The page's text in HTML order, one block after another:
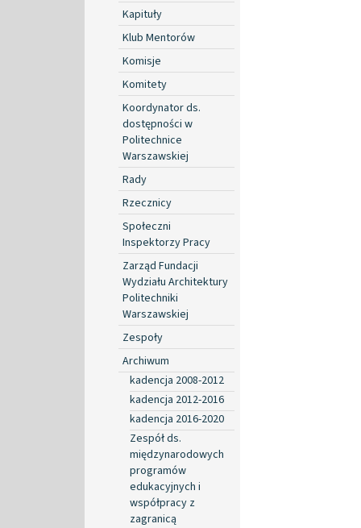
Kapituły
Klub Mentorów
Komisje
Komitety
Koordynator ds.
dostępności w
Politechnice
Warszawskiej
Rady
Rzecznicy
Społeczni
Inspektorzy Pracy
Zarząd Fundacji
Wydziału Architektury
Politechniki
Warszawskiej
Zespoły
Archiwum
kadencja 2008-2012
kadencja 2012-2016
kadencja 2016-2020
Zespół ds.
międzynarodowych
programów
edukacyjnych i
współpracy z
zagranicą